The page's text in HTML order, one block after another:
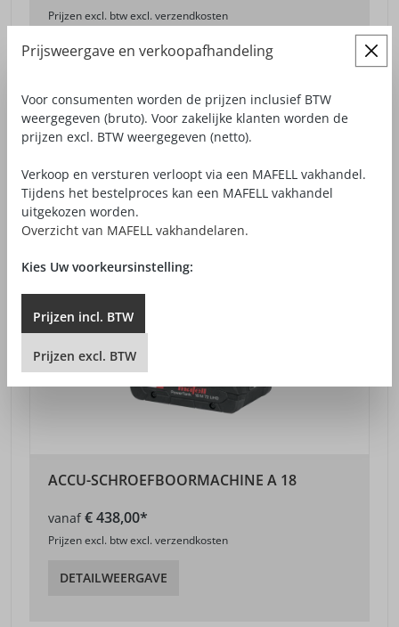
Prijzen excl. btw excl. verzendkosten
DETAILWEERGAVE
ACCU-SCHROEFBOORMACHINE A 18
vanaf€ 438,00*
Prijzen excl. btw excl. verzendkosten
DETAILWEERGAVE
Prijsweergave en verkoopafhandeling
Voor consumenten worden de prijzen inclusief BTW
weergegeven (bruto). Voor zakelijke klanten worden de
prijzen excl. BTW weergegeven (netto).
Verkoop en versturen verloopt via een MAFELL vakhandel.
Tijdens het bestelproces kan een MAFELL vakhandel
uitgekozen worden.
Overzicht van MAFELL vakhandelaren.
Kies Uw voorkeursinstelling:
Prijzen incl. BTW
Prijzen excl. BTW